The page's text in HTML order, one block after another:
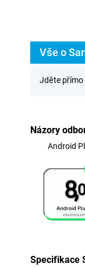
Vše o
Jděte přímo
Názory
Android
8,0
Specifikace